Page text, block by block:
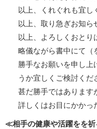
以上、くれぐれも宜し
以上、取り急ぎお知ら
以上、よろしくおとり
略儀ながら書中にて（
勝手なお願いを申し上
うか宜しくご検討くだ
甚だ勝手ではあります
詳しくはお目にかかっ
≪相手の健康や活躍をを